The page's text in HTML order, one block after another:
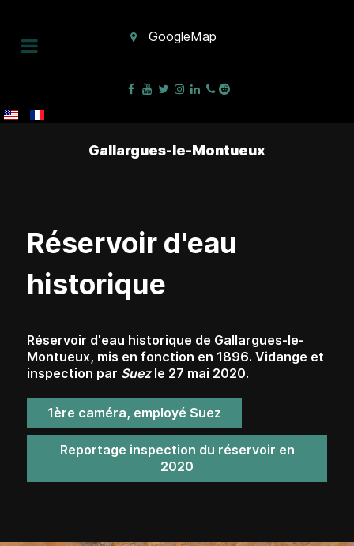
GoogleMap
Gallargues-le-Montueux
Réservoir d'eau
historique
Réservoir d'eau historique de Gallargues-le-
Montueux, mis en fonction en 1896. Vidange et
inspection par Suezle 27 mai 2020.
1ère caméra, employé Suez
Reportage inspection du réservoir en
2020